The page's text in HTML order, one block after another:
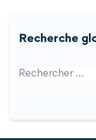
Recherche
Search for: